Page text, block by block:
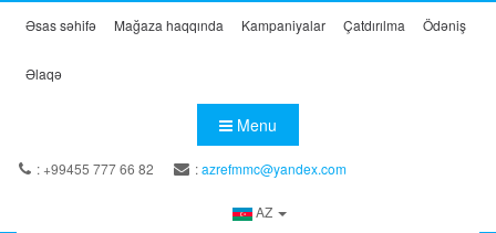
Əsas səhifə Mağaza haqqında Kampaniyalar Çatdırılma Ödəniş
Əlaqə
Menu
: +99455 777 66 82 :azrefmmc@yandex.com
AZ